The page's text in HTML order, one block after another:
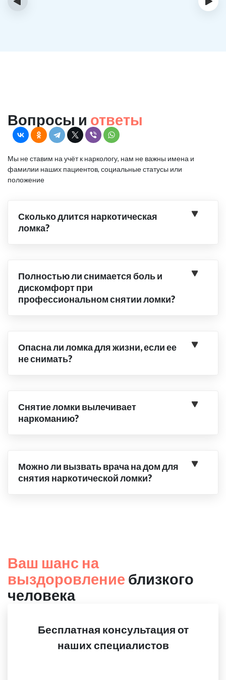
Вопросы и ответы
Мы не ставим на учёт к наркологу, нам не важны имена и
фамилии наших пациентов, социальные статусы или
положение
Сколько длится наркотическая
ломка?
Полностью ли снимается боль и
дискомфорт при
профессиональном снятии ломки?
Опасна ли ломка для жизни, если ее
не снимать?
Снятие ломки вылечивает
наркоманию?
Можно ли вызвать врача на дом для
снятия наркотической ломки?
Ваш шанс на
выздоровление близкого
человека
Бесплатная консультация от
наших специалистов